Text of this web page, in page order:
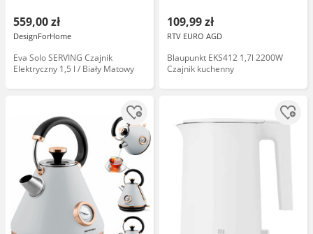
559,00 zł
DesignForHome
Eva Solo SERVING Czajnik
Elektryczny 1,5 l / Biały Matowy
109,99 zł
RTV EURO AGD
Blaupunkt EKS412 1,7l 2200W
Czajnik kuchenny